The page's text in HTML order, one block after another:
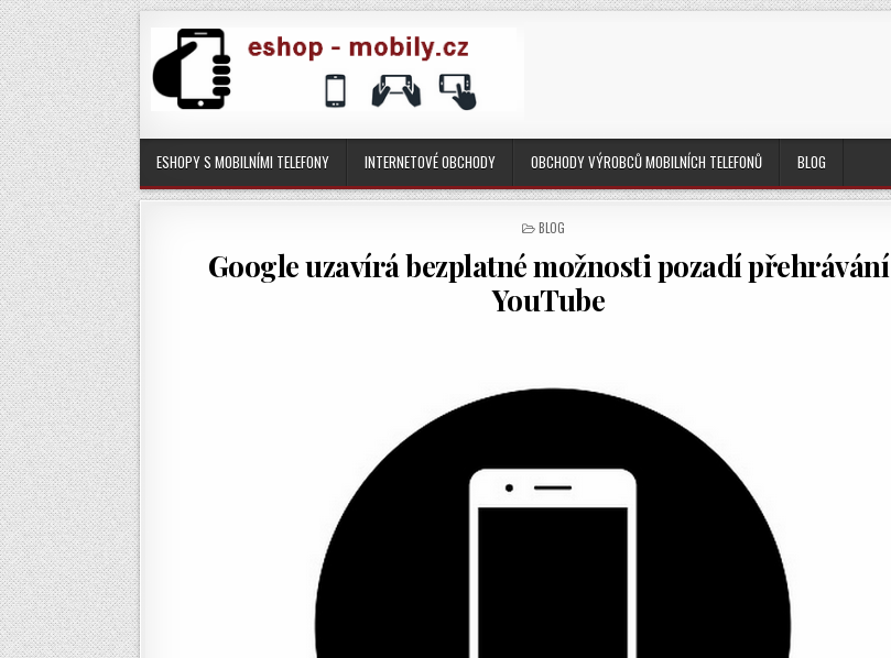
ESHOPY S MOBILNÍMI TELEFONY INTERNETOVÉ OBCHODY OBCHODY VÝROBCŮ MOBILNÍCH TELEFONŮ BLOG
POSTED
BLOG
Google uzavírá bezplatné možnosti pozadí přehrávání
YouTube